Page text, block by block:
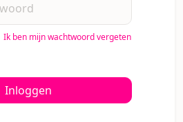
Ik ben mijn wachtwoord vergeten
Inloggen